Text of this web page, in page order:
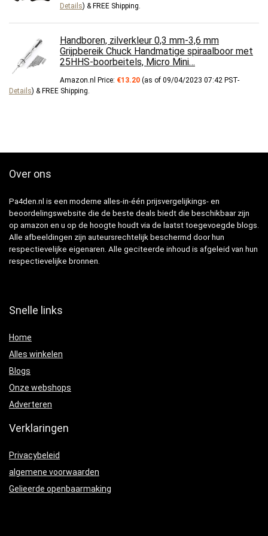
Details) &FREE Shipping.
Handboren, zilverkleur 0,3 mm-3,6 mm
Grijpbereik Chuck Handmatige spiraalboor met
25HHS-boorbeitels, Micro Mini…
Amazon.nl Price: €13.20 (as of 09/04/2023 07:42 PST-
Details) &FREE Shipping.
Over ons
Pa4den.nl is een moderne alles-in-één prijsvergelijkings- en
beoordelingswebsite die de beste deals biedt die beschikbaar zijn
op amazon en u op de hoogte houdt via de laatst toegevoegde blogs.
Alle afbeeldingen zijn auteursrechtelijk beschermd door hun
respectievelijke eigenaren. Alle geciteerde inhoud is afgeleid van hun
respectievelijke bronnen.
Snelle links
Home
Alles winkelen
Blogs
Onze webshops
Adverteren
Verklaringen
Privacybeleid
algemene voorwaarden
Gelieerde openbaarmaking